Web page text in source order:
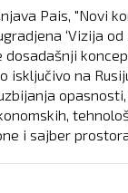
Pais, "Novi
‘Vizija od
dosadašnji
isključivo na
i sajber